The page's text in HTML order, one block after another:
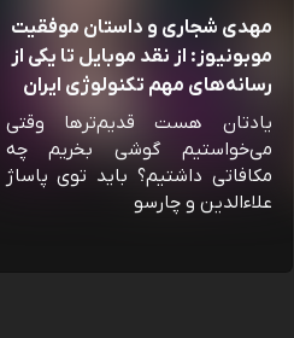
مهدی شجاری و داستان موفقیت
موبونیوز: از نقد موبایل تا یکی از
رسانه‌‌های مهم تکنولوژی ایران
یادتان هست قدیم‌ترها وقتی
می‌خواستیم گوشی بخریم چه
مکافاتی داشتیم؟ باید توی پاساژ
علاءالدین و چارسو